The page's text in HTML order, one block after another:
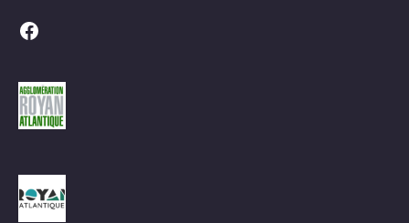
Facebook